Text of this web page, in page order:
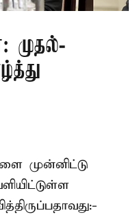
முதல்-
முன்னிட்டு